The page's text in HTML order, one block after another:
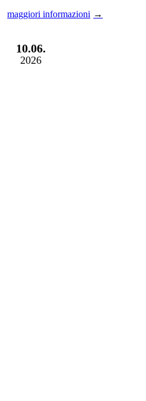
maggiori informazioni
10.06.
2026